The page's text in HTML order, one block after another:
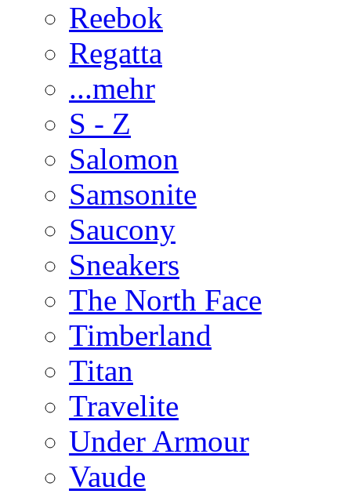
Reebok
Regatta
...mehr
S - Z
Salomon
Samsonite
Saucony
Sneakers
The North Face
Timberland
Titan
Travelite
Under Armour
Vaude